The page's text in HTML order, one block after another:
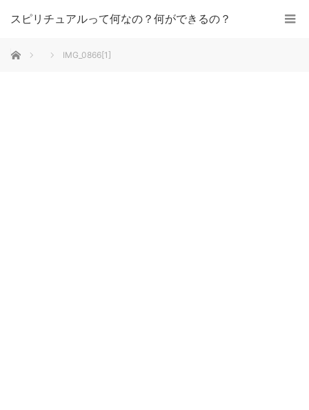
スピリチュアルって何なの？何ができるの？
ホーム IMG_0866[1]